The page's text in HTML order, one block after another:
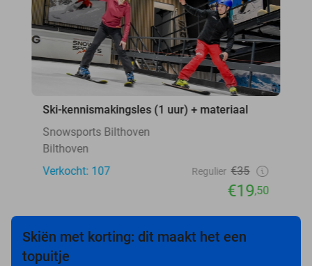
Ski-kennismakingsles (1 uur) + materiaal
Snowsports Bilthoven
Bilthoven
Verkocht: 107
Regulier €35
€19,50
Skiën met korting: dit maakt het een
topuitje